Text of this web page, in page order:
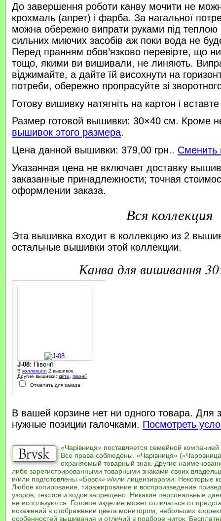
До завершення роботи канву мочити не
крохмаль (апрет) і фарба. За нагальної
можна обережно випрати руками під
сильних миючих засобів аж поки вода не
Перед пранням обов’язково перевірте, що
тощо, якими ви вишивали, не линяють.
віджимайте, а дайте їй висохнути на
потреби, обережно пропрасуйте зі
Готову вишивку натягніть на картон і
Размер готовой вышивки: 30×40 см. Кроме
вышивок этого размера.
Цена данной вышивки: 379,00 грн.. Сменить
Указанная цена не включает доставку
заказанные принадлежности; точная
оформлении заказа.
Вся коллекция
Эта вышивка входит в коллекцию из 2
остальные вышивки этой коллекции.
канва для вишивання
J-08: Півонії
В коллекции 2 вышивок.
Другие вышивки: квіти
півонії
Отметить для заказа
В вашей корзине нет ни одного товара. Для
нужные позиции галочками. Посмотреть
«Чарівниця» поставляется семейной компанией
Все права соблюдены. «Чарівниця»
охраняемый товарный знак. Другие
либо зарегистрированными товарными знаками своих
и/или подготовлены «Брвск» и/или лицензиарами. Некоторые
Любое копирование, тиражирование и воспроизведение
узоров, текстов и кодов запрещено. Никакие персональные
не используются. Готовое изделие может отличаться от
искажений в отображении цвета монитором, небольших
особенностей вышивания и отличий в подборе ниток.